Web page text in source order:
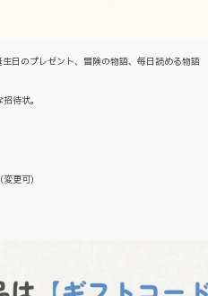
日のプレゼント、冒険の物語、毎日読める物語
待状。
更可）